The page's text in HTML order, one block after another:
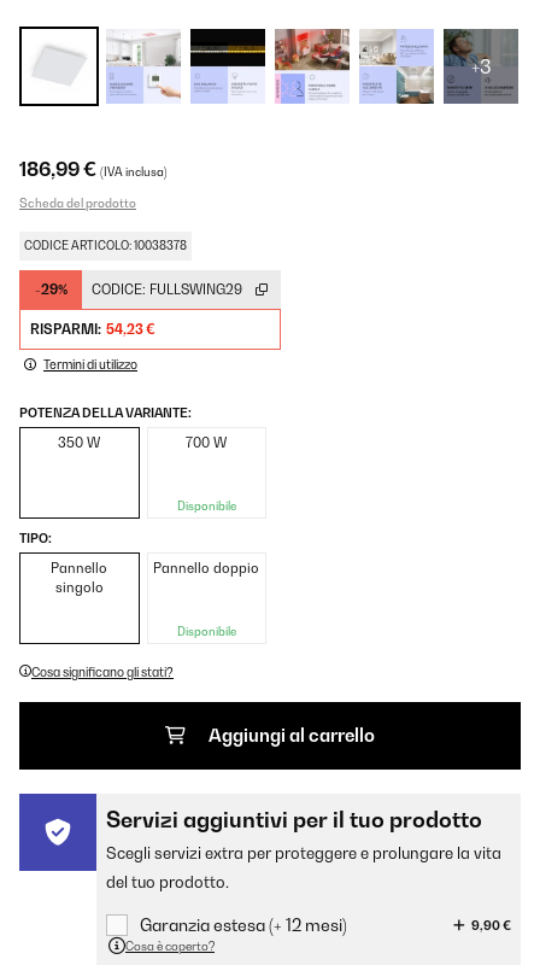
+3
186,99 € (IVA inclusa)
Scheda del prodotto
CODICE ARTICOLO: 10038378
-29% CODICE: FULLSWING29
RISPARMI: 54,23 €
Termini di utilizzo
POTENZA DELLA VARIANTE:
350 W 700 W
Disponibile
TIPO:
Pannello
singolo
Pannello doppio
Disponibile
Cosa significano gli stati?
Aggiungi al carrello
Servizi aggiuntivi per il tuo prodotto
Scegli servizi extra per proteggere e prolungare la vita
del tuo prodotto.
Garanzia estesa (+ 12 mesi)
9,90 €
Cosa è coperto?